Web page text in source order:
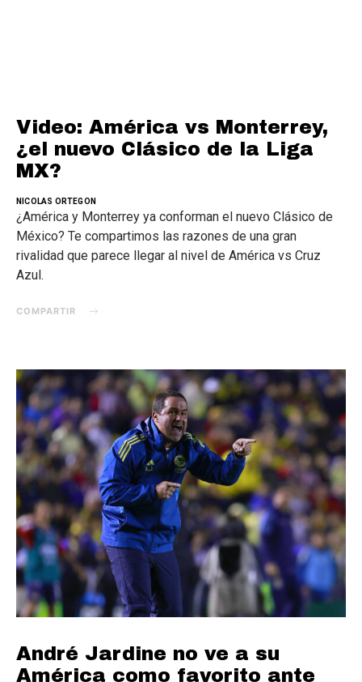
Video: América vs Monterrey,
¿el nuevo Clásico de la Liga
MX?
NICOLAS ORTEGON
¿América y Monterrey ya conforman el nuevo Clásico de
México? Te compartimos las razones de una gran
rivalidad que parece llegar al nivel de América vs Cruz
Azul.
COMPARTIR
André Jardine no ve a su
América como favorito ante